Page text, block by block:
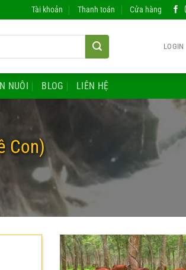
Tài khoản Thanh toán Cửa hàng
LOGIN
NUÔI BLOG LIÊN HỆ
Con)